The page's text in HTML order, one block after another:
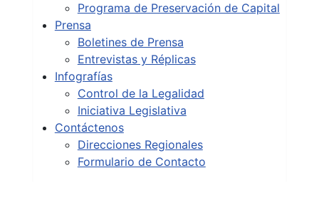
Programa de Preservación de Capital
Prensa
Boletines de Prensa
Entrevistas y Réplicas
Infografías
Control de la Legalidad
Iniciativa Legislativa
Contáctenos
Direcciones Regionales
Formulario de Contacto